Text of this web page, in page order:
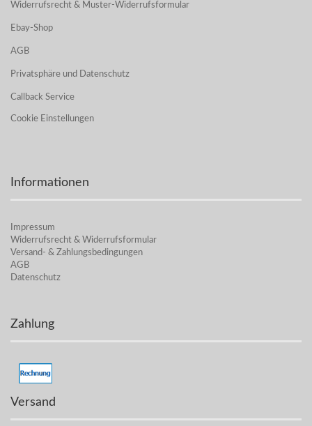
Widerrufsrecht & Muster-Widerrufsformular
Ebay-Shop
AGB
Privatsphäre und Datenschutz
Callback Service
Cookie Einstellungen
Informationen
Impressum
Widerrufsrecht & Widerrufsformular
Versand- & Zahlungsbedingungen
AGB
Datenschutz
Zahlung
Versand